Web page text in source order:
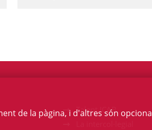
Talent ICAB
de la pàgina, i d'altres són